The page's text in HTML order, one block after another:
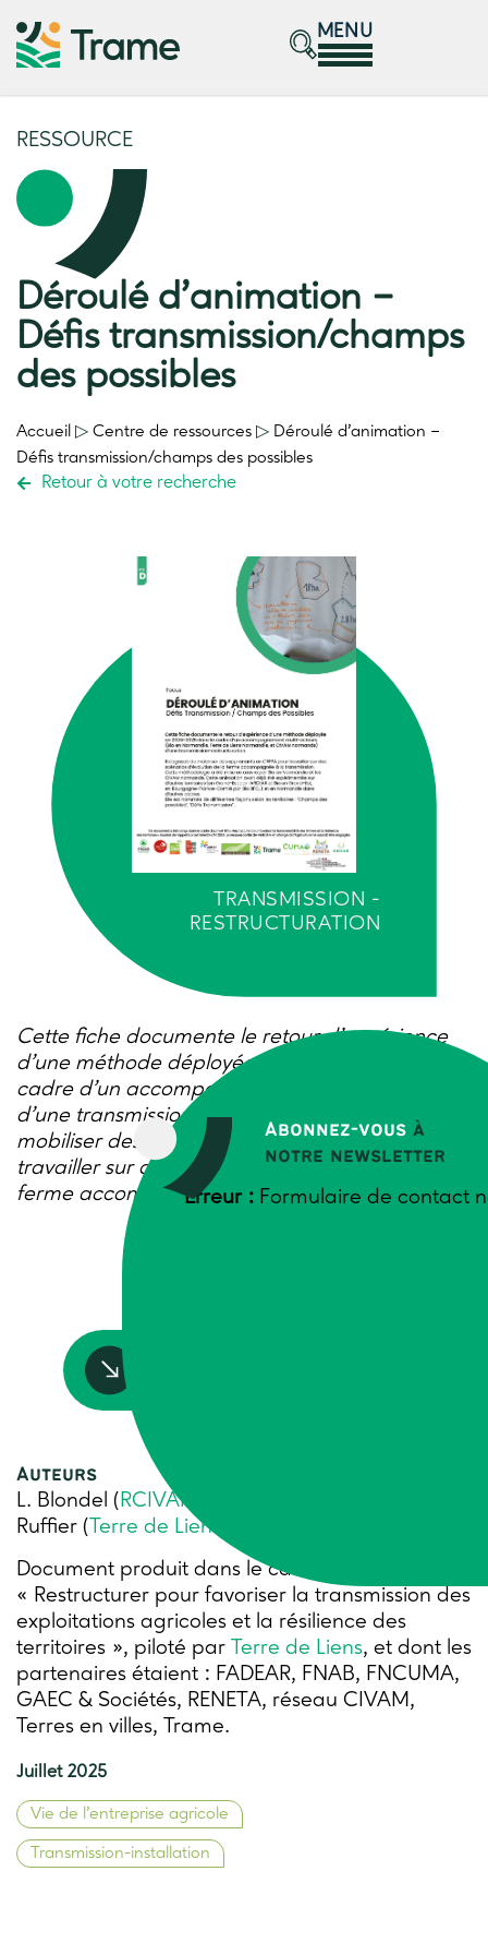
MENU
Abonnez-vous à
notre newsletter
Erreur : Formulaire de contact
RESSOURCE
Déroulé d’animation –
Défis transmission/champs
des possibles
Accueil ▷ Centre de ressources ▷ Déroulé d’animation –
Défis transmission/champs des possibles
Retour à votre recherche
TRANSMISSION -
RESTRUCTURATION
Cette fiche documente le retour d’expérience
d’une méthode déployée en 2024/25 dans le
cadre d’un accompagnement multi-acteurs
d’une transmission-restructuration. Il s’agissait
mobiliser des apprenants en CFPPA pour
travailler sur des scénarios d’évolution de la
ferme accompagnée à la transmission.
Auteurs
L. Blondel (RCIVAM
Ruffier ( Terre de Liens
Document produit dans le cadre du projet RT2
« Restructurer pour favoriser la transmission des
exploitations agricoles et la résilience des
territoires », piloté par Terre de Liens, et dont les
partenaires étaient : FADEAR, FNAB, FNCUMA,
GAEC & Sociétés, RENETA, réseau CIVAM,
Terres en villes, Trame.
Juillet 2025
Vie de l’entreprise agricole
Transmission-installation